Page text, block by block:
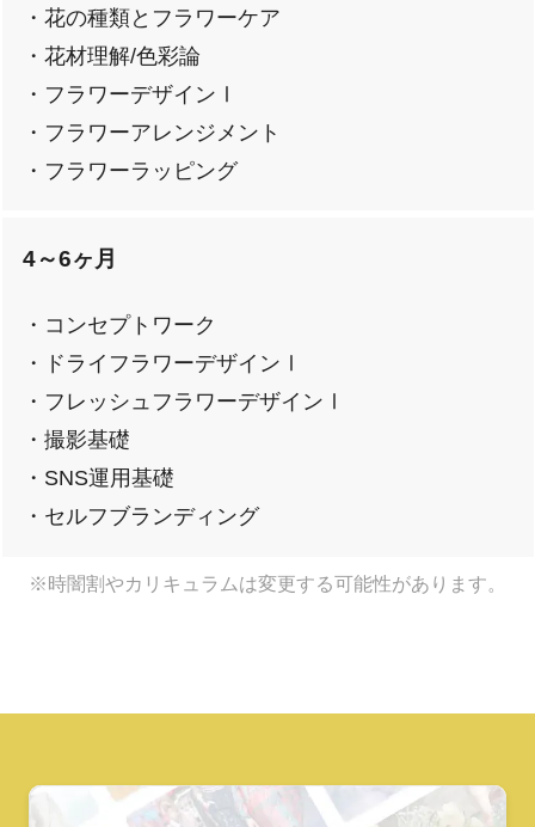
・花の種類とフラワーケア
・花材理解/色彩論
・フラワーデザインⅠ
・フラワーアレンジメント
・フラワーラッピング
4～6ヶ月
・コンセプトワーク
・ドライフラワーデザインⅠ
・フレッシュフラワーデザインⅠ
・撮影基礎
・SNS運用基礎
・セルフブランディング
※時闇割やカリキュラムは変更する可能性があります。